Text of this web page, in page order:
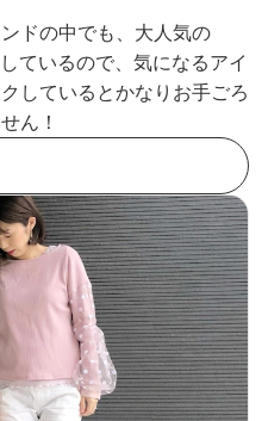
ドの中でも、大人気の
ているので、気になるアイ
しているとかなりお手ごろ
ん！